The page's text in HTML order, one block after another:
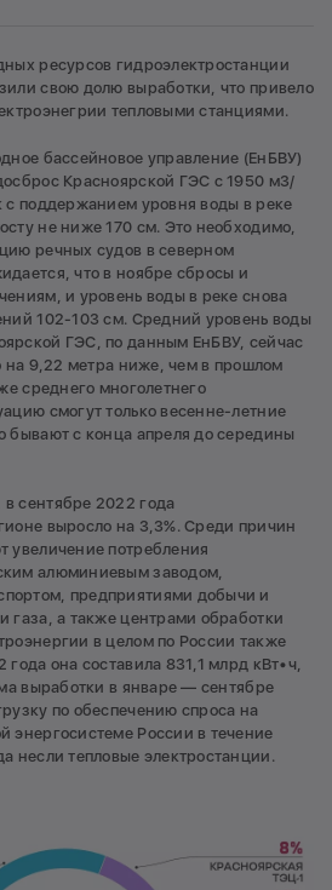
ресурсов гидроэлектростанции
свою долю выработки, что привело
тепловыми станциями.
бассейновое управление (ЕнБВУ)
Красноярской ГЭС с 1950 м3/
поддержанием уровня воды в реке
не ниже 170 см. Это необходимо,
речных судов в северном
что в ноябре сбросы и
и уровень воды в реке снова
102-103 см. Средний уровень воды
ГЭС, по данным ЕнБВУ, сейчас
на 9,22 метра ниже, чем в прошлом
среднего многолетнего
смогут только весенне-летние
бывают с конца апреля до середины
сентябре 2022 года
выросло на 3,3%. Среди причин
увеличение потребления
алюминиевым заводом,
предприятиями добычи и
газа, а также центрами обработки
в целом по России также
она составила 831,1 млрд кВт•ч,
выработки в январе — сентябре
по обеспечению спроса на
энергосистеме России в течение
несли тепловые электростанции.